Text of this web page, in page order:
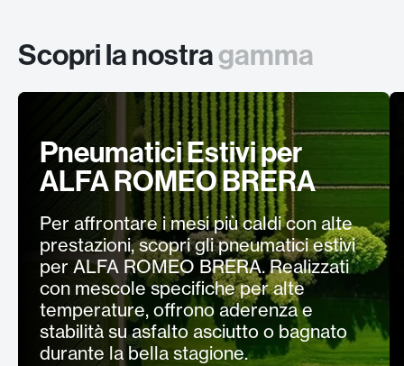
Scopri la nostragamma
Pneumatici Estivi per
ALFA ROMEO BRERA
Per affrontare i mesi più caldi con alte
prestazioni, scopri gli pneumatici estivi
per ALFA ROMEO BRERA. Realizzati
con mescole specifiche per alte
temperature, offrono aderenza e
stabilità su asfalto asciutto o bagnato
durante la bella stagione.